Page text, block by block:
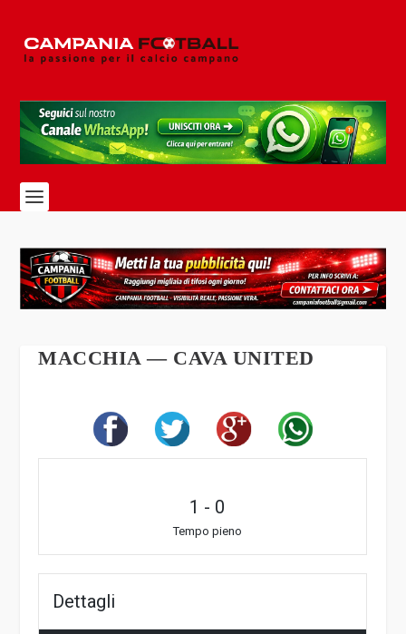
MACCHIA — CAVA UNITED
1 - 0
Tempo pieno
Dettagli